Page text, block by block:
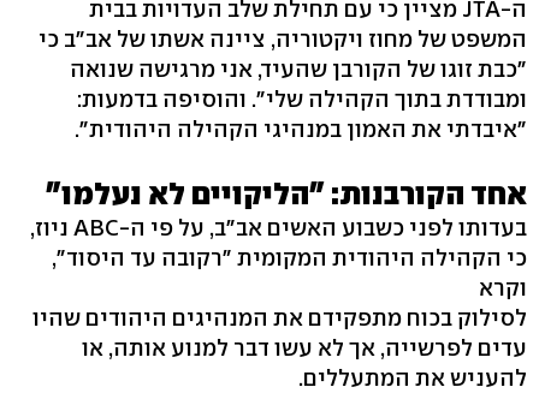
ה-JTA מציין כי עם תחילת שלב העדויות בבית
המשפט של מחוז ויקטוריה, ציינה אשתו של אב"ב כי
"כבת זוגו של הקורבן שהעיד, אני מרגישה שנואה
ומבודדת בתוך הקהילה שלי". והוסיפה בדמעות:
"איבדתי את האמון במנהיגי הקהילה היהודית".
אחד הקורבנות: "הליקויים לא נעלמו"
בעדותו לפני כשבוע האשים אב"ב, על פי ה-ABC ניוז,
כי הקהילה היהודית המקומית "רקובה עד היסוד",
וקרא
לסילוק בכוח מתפקידם את המנהיגים היהודים שהיו
עדים לפרשייה, אך לא עשו דבר למנוע אותה, או
להעניש את המתעללים.